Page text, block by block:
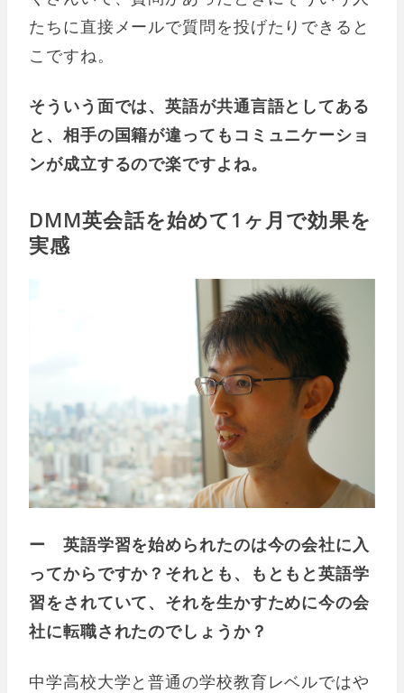
たちに直接メールで質問を投げたりできると
こですね。
そういう面では、英語が共通言語としてある
と、相手の国籍が違ってもコミュニケーショ
ンが成立するので楽ですよね。
DMM英会話を始めて1ヶ月で効果を
実感
ー 英語学習を始められたのは今の会社に入
ってからですか？それとも、もともと英語学
習をされていて、それを生かすために今の会
社に転職されたのでしょうか？
中学高校大学と普通の学校教育レベルではや